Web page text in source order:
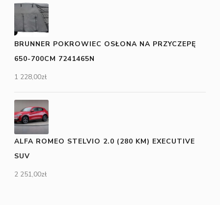
BRUNNER POKROWIEC OSŁONA NA PRZYCZEPĘ
650-700CM 7241465N
1 228,00zł
ALFA ROMEO STELVIO 2.0 (280 KM) EXECUTIVE
SUV
2 251,00zł